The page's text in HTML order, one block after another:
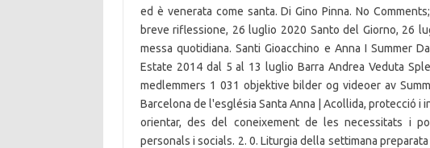
ed è venerata come santa. Di Gino Pinna. No
breve riflessione, 26 luglio 2020 Santo del Giorno, 26
messa quotidiana. Santi Gioacchino e Anna I Summer
Estate 2014 dal 5 al 13 luglio Barra Andrea Veduta
medlemmers 1 031 objektive bilder og videoer av
Barcelona de l'església Santa Anna | Acollida, protecció i
orientar, des del coneixement de les necessitats i
personals i socials. 2. 0. Liturgia della settimana